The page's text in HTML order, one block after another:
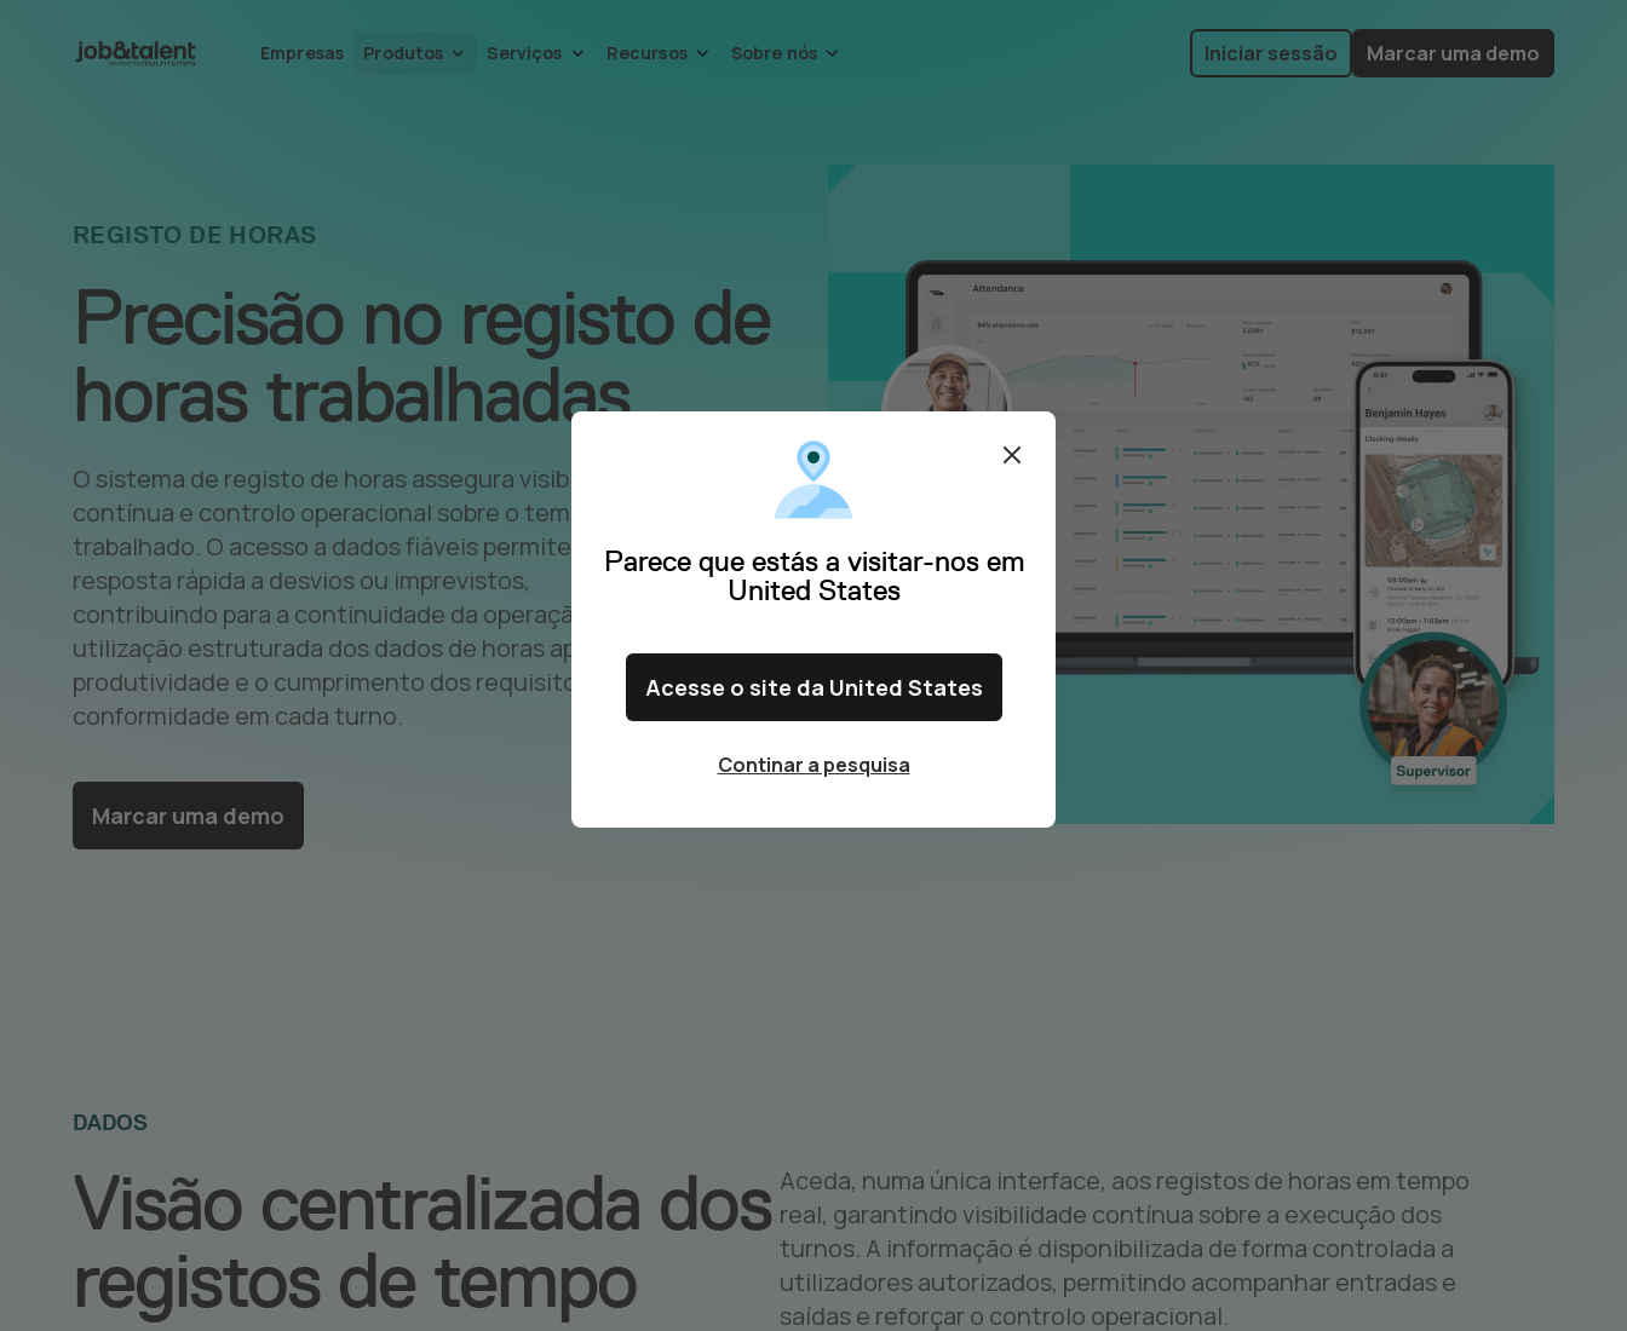
Empresas Produtos Serviços Recursos Sobre nós Iniciar sessão Marcar uma demo
Precisão no registo de
horas trabalhadas
REGISTO DE HORAS
O sistema de registo de horas assegura visibilidade
contínua e controlo operacional sobre o tempo
trabalhado. O acesso a dados fiáveis permite uma
resposta rápida a desvios ou imprevistos,
contribuindo para a continuidade da operação. A
utilização estruturada dos dados de horas apoia a
produtividade e o cumprimento dos requisitos de
conformidade em cada turno.
Marcar uma demo
Visão centralizada dos
registos de tempo
DADOS
Aceda, numa única interface, aos registos de horas em tempo
real, garantindo visibilidade contínua sobre a execução dos
turnos. A informação é disponibilizada de forma controlada a
utilizadores autorizados, permitindo acompanhar entradas e
saídas e reforçar o controlo operacional.
Parece que estás a visitar-nos em
United States
Acesse o site da United States
Continar a pesquisa